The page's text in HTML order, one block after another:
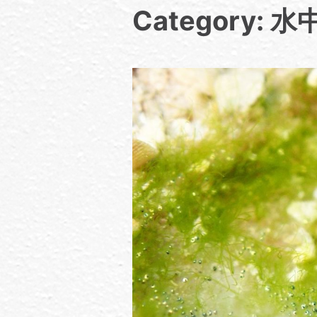
Category: 水